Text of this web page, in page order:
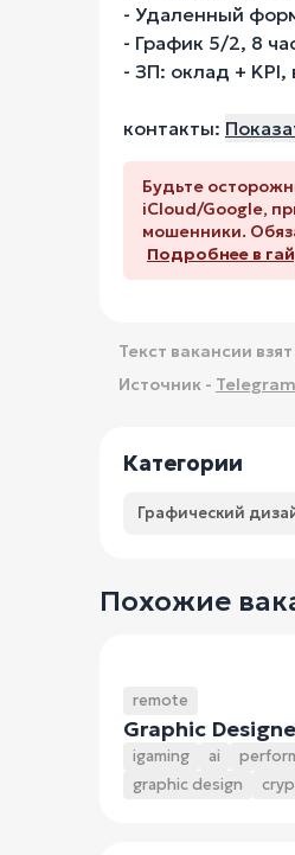
- Удаленный
- График 5/2, 8
- ЗП: оклад + KPI,
контакты:
Будьте
iCloud/Google,
мошенники.
Подробнее в
Текст вакансии
Источник -
Категории
Графический
Похожие
remote
Graphic
igaming ai
graphic design